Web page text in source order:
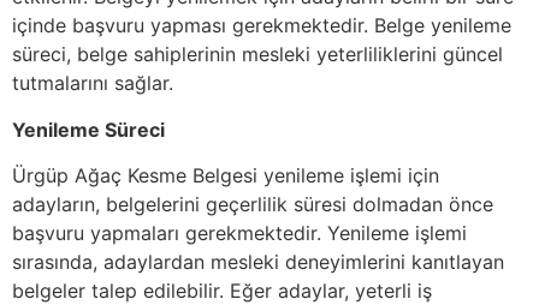
içinde başvuru yapması gerekmektedir. Belge yenileme
süreci, belge sahiplerinin mesleki yeterliliklerini güncel
tutmalarını sağlar.
Yenileme Süreci
Ürgüp Ağaç Kesme Belgesi yenileme işlemi için
adayların, belgelerini geçerlilik süresi dolmadan önce
başvuru yapmaları gerekmektedir. Yenileme işlemi
sırasında, adaylardan mesleki deneyimlerini kanıtlayan
belgeler talep edilebilir. Eğer adaylar, yeterli iş